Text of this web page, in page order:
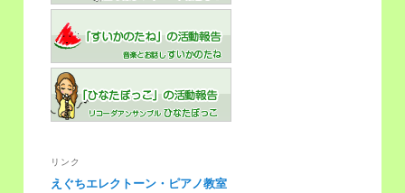
リンク
えぐちエレクトーン・ピアノ教室